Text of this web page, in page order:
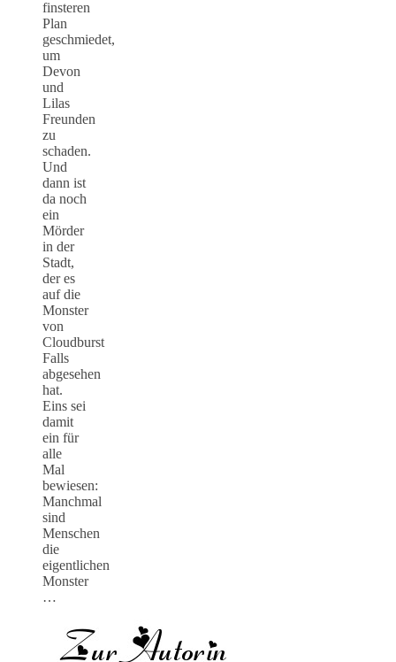
finsteren
Plan
geschmiedet,
um
Devon
und
Lilas
Freunden
zu
schaden.
Und
dann ist
da noch
ein
Mörder
in der
Stadt,
der es
auf die
Monster
von
Cloudburst
Falls
abgesehen
hat.
Eins sei
damit
ein für
alle
Mal
bewiesen:
Manchmal
sind
Menschen
die
eigentlichen
Monster
…